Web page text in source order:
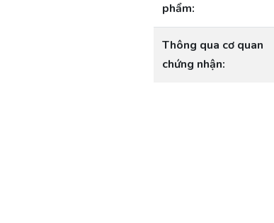
phẩm:
Thông qua cơ quan
chứng nhận: